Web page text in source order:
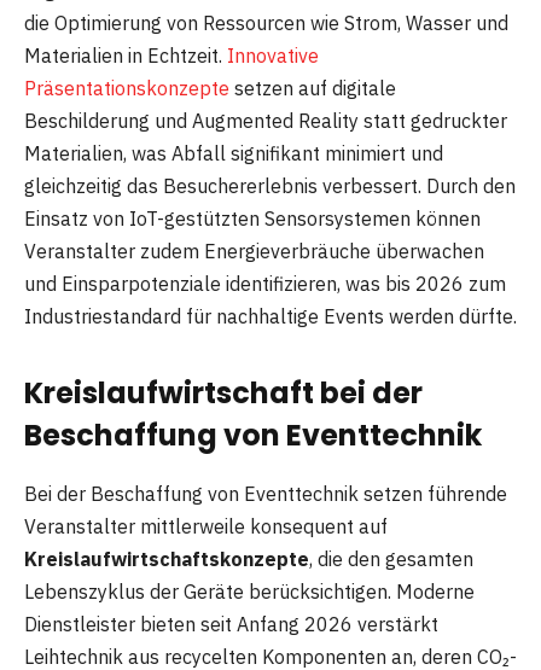
die Optimierung von Ressourcen wie Strom, Wasser und
Materialien in Echtzeit. Innovative
Präsentationskonzepte setzen auf digitale
Beschilderung und Augmented Reality statt gedruckter
Materialien, was Abfall signifikant minimiert und
gleichzeitig das Besuchererlebnis verbessert. Durch den
Einsatz von IoT-gestützten Sensorsystemen können
Veranstalter zudem Energieverbräuche überwachen
und Einsparpotenziale identifizieren, was bis 2026 zum
Industriestandard für nachhaltige Events werden dürfte.
Kreislaufwirtschaft bei der
Beschaffung von Eventtechnik
Bei der Beschaffung von Eventtechnik setzen führende
Veranstalter mittlerweile konsequent auf
Kreislaufwirtschaftskonzepte, die den gesamten
Lebenszyklus der Geräte berücksichtigen. Moderne
Dienstleister bieten seit Anfang 2026 verstärkt
Leihtechnik aus recycelten Komponenten an, deren CO₂-